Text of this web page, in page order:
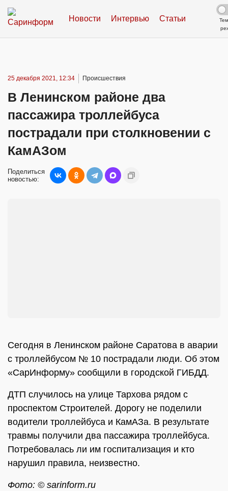
Новости Интервью Статьи
25 декабря 2021, 12:34 Происшествия
В Ленинском районе два
пассажира троллейбуса
пострадали при столкновении с
КамАЗом
Поделиться
новостью:
Сегодня в Ленинском районе Саратова в аварии
с троллейбусом № 10 пострадали люди. Об этом
«СарИнформу» сообщили в городской ГИБДД.
ДТП случилось на улице Тархова рядом с
проспектом Строителей. Дорогу не поделили
водители троллейбуса и КамАЗа. В результате
травмы получили два пассажира троллейбуса.
Потребовалась ли им госпитализация и кто
нарушил правила, неизвестно.
Фото: © sarinform.ru